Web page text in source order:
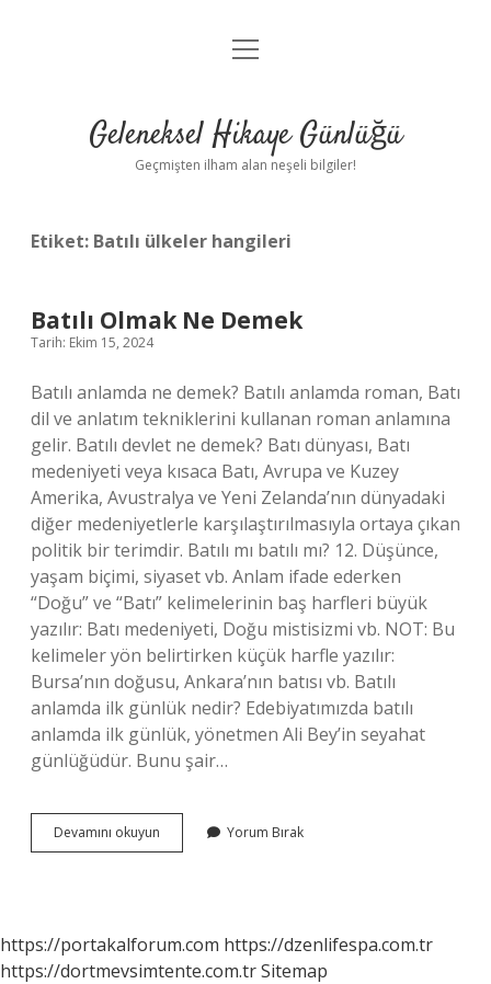
Anasayfa
Yasal Uyarı
menüyü
Geleneksel Hikaye Günlüğü
Geçmişten ilham alan neşeli bilgiler!
Etiket: Batılı ülkeler hangileri
Batılı Olmak Ne Demek
Tarih: Ekim 15, 2024
Batılı anlamda ne demek? Batılı anlamda roman, Batı
dil ve anlatım tekniklerini kullanan roman anlamına
gelir. Batılı devlet ne demek? Batı dünyası, Batı
medeniyeti veya kısaca Batı, Avrupa ve Kuzey
Amerika, Avustralya ve Yeni Zelanda’nın dünyadaki
diğer medeniyetlerle karşılaştırılmasıyla ortaya çıkan
politik bir terimdir. Batılı mı batılı mı? 12. Düşünce,
yaşam biçimi, siyaset vb. Anlam ifade ederken
“Doğu” ve “Batı” kelimelerinin baş harfleri büyük
yazılır: Batı medeniyeti, Doğu mistisizmi vb. NOT: Bu
kelimeler yön belirtirken küçük harfle yazılır:
Bursa’nın doğusu, Ankara’nın batısı vb. Batılı
anlamda ilk günlük nedir? Edebiyatımızda batılı
anlamda ilk günlük, yönetmen Ali Bey’in seyahat
günlüğüdür. Bunu şair…
Devamını okuyun
Olmak
Yorum Bırak
https://portakalforum.com https://dzenlifespa.com.tr
https://dortmevsimtente.com.trSitemap